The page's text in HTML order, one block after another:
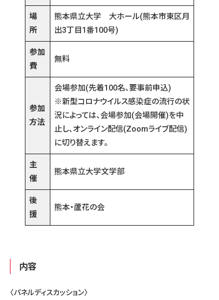
場
所
熊本県立大学 大ホール(熊本市東区月
出3丁目1番100号)
参加
費
無料
参加
方法
会場参加(先着100名、要事前申込)
※新型コロナウイルス感染症の流行の状
況によっては、会場参加(会場開催)を中
止し、オンライン配信(Zoomライブ配信)
に切り替えます。
主
催
熊本県立大学文学部
後
援
熊本・蘆花の会
内容
〈パネルディスカッション〉